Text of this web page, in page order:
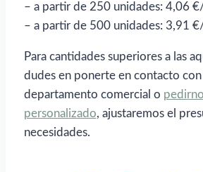
– a partir de 250 unidades: 4,06
– a partir de 500 unidades: 3,91
Para cantidades superiores a las
dudes en ponerte en contacto
departamento comercial o
personalizado, ajustaremos el
necesidades.